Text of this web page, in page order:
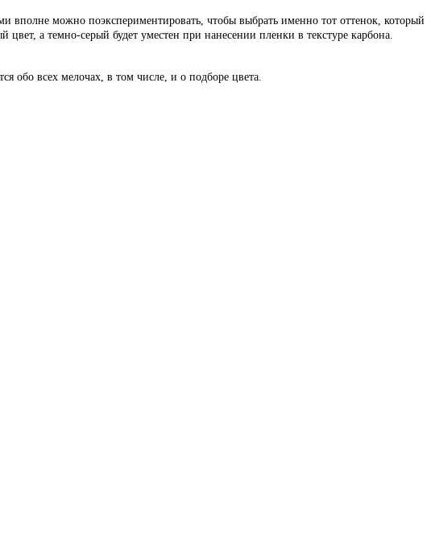
вполне можно поэкспериментировать, чтобы выбрать именно тот оттенок, который
а темно-серый будет уместен при нанесении пленки в текстуре карбона.
обо всех мелочах, в том числе, и о подборе цвета.